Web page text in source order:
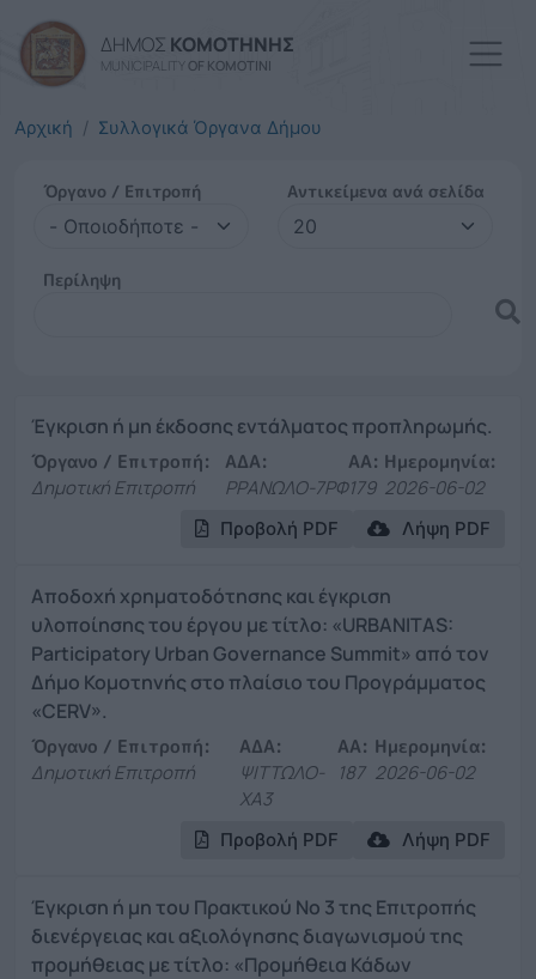
ΔΗΜΟΣ ΚΟΜΟΤΗΝΗΣ
MUNICIPALITY OF KOMOTINI
Αρχική Συλλογικά Όργανα Δήμου
Όργανο / Επιτροπή
Περίληψη
Αντικείμενα ανά σελίδα
Έγκριση ή μη έκδοσης εντάλματος προπληρωμής.
Όργανο / Επιτροπή:
Δημοτική Επιτροπή
ΑΔΑ:
ΡΡΑΝΩΛΟ-7ΡΦ
ΑΑ:
179
Ημερομηνία:
2026-06-02
Προβολή PDF Λήψη PDF
Αποδοχή χρηματοδότησης και έγκριση
υλοποίησης του έργου με τίτλο: «URBANITAS:
Participatory Urban Governance Summit» από τον
Δήμο Κομοτηνής στο πλαίσιο του Προγράμματος
«CERV».
Όργανο / Επιτροπή:
Δημοτική Επιτροπή
ΑΔΑ:
ΨΙΤΤΩΛΟ-
ΧΑ3
ΑΑ:
187
Ημερομηνία:
2026-06-02
Προβολή PDF Λήψη PDF
Έγκριση ή μη του Πρακτικού Νο 3 της Επιτροπής
διενέργειας και αξιολόγησης διαγωνισμού της
προμήθειας με τίτλο: «Προμήθεια Κάδων